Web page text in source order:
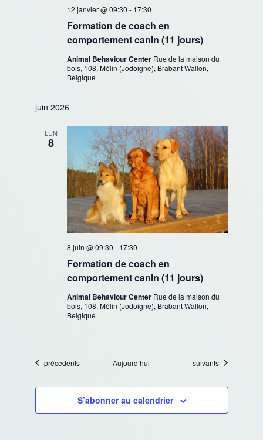
Formation de coach en
comportement canin (11 jours)
12 janvier @ 09:30 - 17:30
Animal Behaviour Center Rue de la maison du
bois, 108, Mélin (Jodoigne), Brabant Wallon,
Belgique
juin 2026
LUN
8
Formation de coach en
comportement canin (11 jours)
8 juin @ 09:30 - 17:30
Animal Behaviour Center Rue de la maison du
bois, 108, Mélin (Jodoigne), Brabant Wallon,
Belgique
Évènements
précédents Aujourd’hui Évènements
suivants
S’abonner au calendrier